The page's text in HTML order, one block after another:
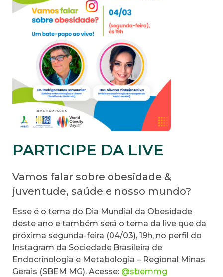
PARTICIPE DA LIVE
Vamos falar sobre obesidade &
juventude, saúde e nosso mundo?
Esse é o tema do Dia Mundial da Obesidade
deste ano e também será o tema da live que da
próxima segunda-feira (04/03), 19h, no perfil do
Instagram da Sociedade Brasileira de
Endocrinologia e Metabologia – Regional Minas
Gerais (SBEM MG). Acesse: @sbemmg